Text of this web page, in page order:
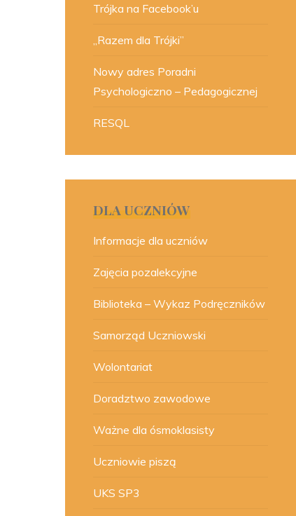
Trójka na Facebook’u
„Razem dla Trójki”
Nowy adres Poradni
Psychologiczno – Pedagogicznej
RESQL
DLA UCZNIÓW
Informacje dla uczniów
Zajęcia pozalekcyjne
Biblioteka – Wykaz Podręczników
Samorząd Uczniowski
Wolontariat
Doradztwo zawodowe
Ważne dla ósmoklasisty
Uczniowie piszą
UKS SP3